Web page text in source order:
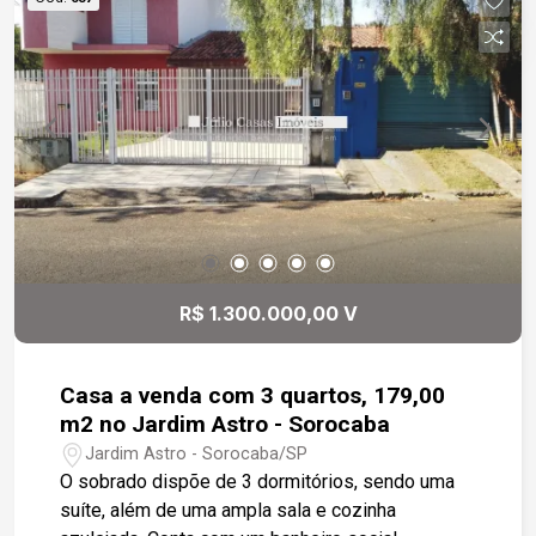
R$ 1.300.000,00 V
Casa a venda com 3 quartos, 179,00
m2 no Jardim Astro - Sorocaba
Jardim Astro - Sorocaba/SP
O sobrado dispõe de 3 dormitórios, sendo uma
suíte, além de uma ampla sala e cozinha